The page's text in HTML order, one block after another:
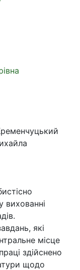
вихованні
які
місце
здійснено
щодо